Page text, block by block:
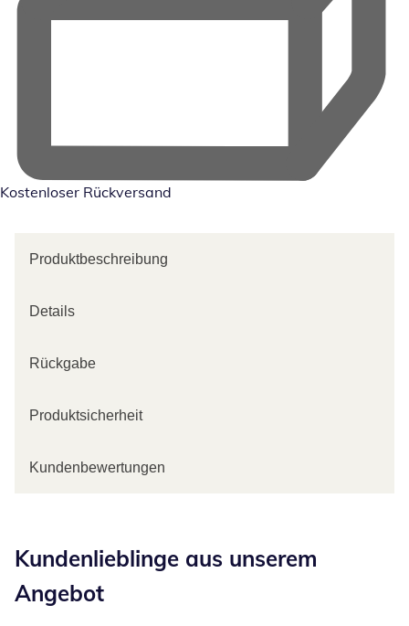
Kostenloser Rückversand
Produktbeschreibung
Details
Rückgabe
Produktsicherheit
Kundenbewertungen
Kundenlieblinge aus unserem
Angebot